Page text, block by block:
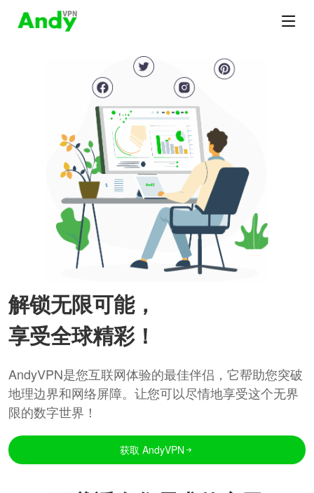
解锁无限可能，
享受全球精彩！
AndyVPN是您互联网体验的最佳伴侣，它帮助您突破
地理边界和网络屏障。让您可以尽情地享受这个无界
限的数字世界！
获取 AndyVPN